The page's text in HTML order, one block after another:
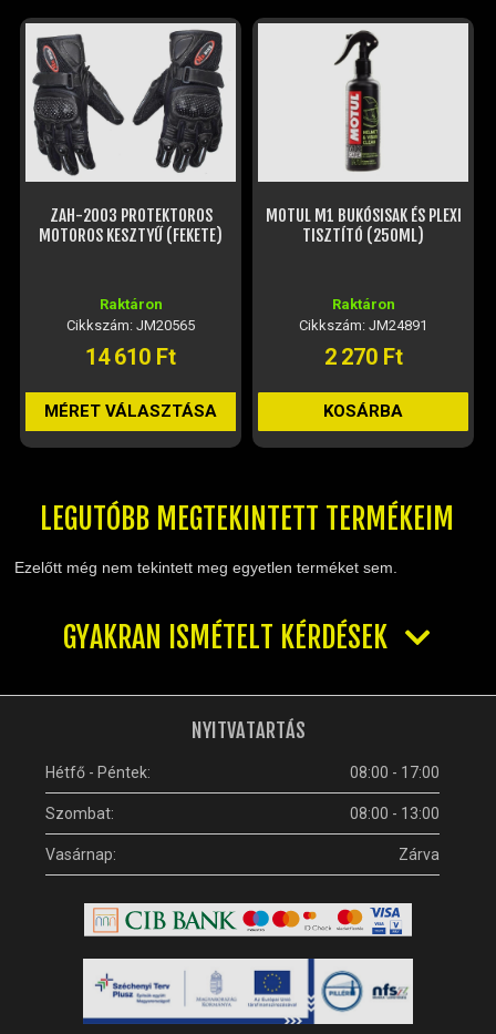
ZAH-2003 PROTEKTOROS
MOTOROS KESZTYŰ (FEKETE)
Raktáron
Cikkszám: JM20565
14 610 Ft
MÉRET VÁLASZTÁSA
MOTUL M1 BUKÓSISAK ÉS PLEXI
TISZTÍTÓ (250ML)
Raktáron
Cikkszám: JM24891
2 270 Ft
KOSÁRBA
LEGUTÓBB MEGTEKINTETT TERMÉKEIM
Ezelőtt még nem tekintett meg egyetlen terméket sem.
GYAKRAN ISMÉTELT KÉRDÉSEK
NYITVATARTÁS
Hétfő - Péntek: 08:00 - 17:00
Szombat: 08:00 - 13:00
Vasárnap: Zárva